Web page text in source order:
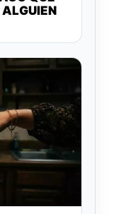
ALGUIEN